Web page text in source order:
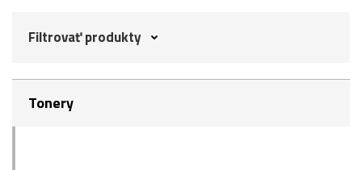
Filtrovať produkty
Tonery